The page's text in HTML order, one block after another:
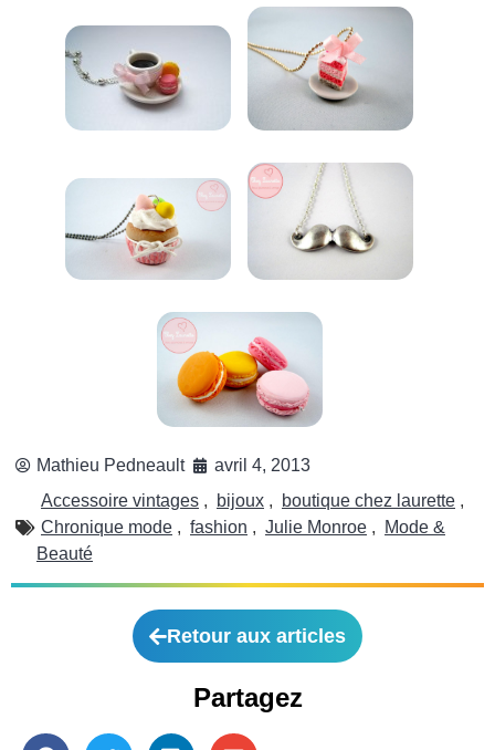
Mathieu Pedneault
avril 4, 2013
Accessoire vintages , bijoux , boutique chez laurette ,
Chronique mode , fashion , Julie Monroe ,
Mode &
Beauté
Retour aux articles
Partagez